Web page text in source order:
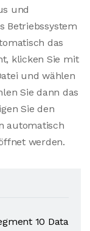
und
Betriebssystem
das
klicken Sie mit
und wählen
Sie dann das
Sie den
automatisch
werden.
10 Data